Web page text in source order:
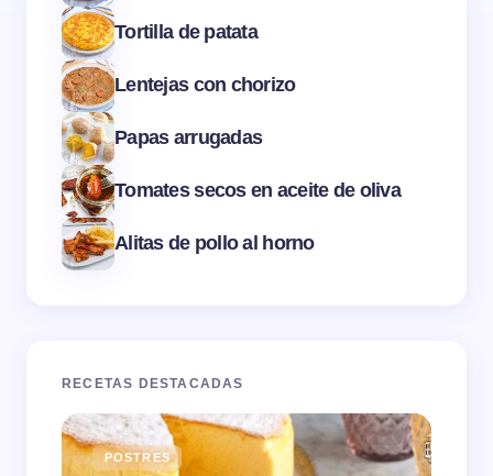
Tortilla de patata
Lentejas con chorizo
Papas arrugadas
Tomates secos en aceite de oliva
Alitas de pollo al horno
RECETAS DESTACADAS
POSTRES